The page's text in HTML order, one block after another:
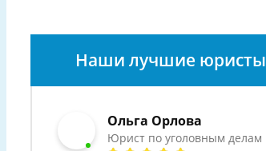
Наши лучшие юристы
Ольга Орлова
Юрист по уголовным делам